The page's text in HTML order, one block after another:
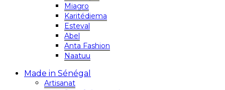
Miagro
Karitédiema
Esteval
Abel
Anta Fashion
Naatuu
Made in Sénégal
Artisanat